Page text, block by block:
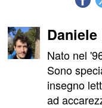
Daniele
Nato nel
Sono
insegno
ad